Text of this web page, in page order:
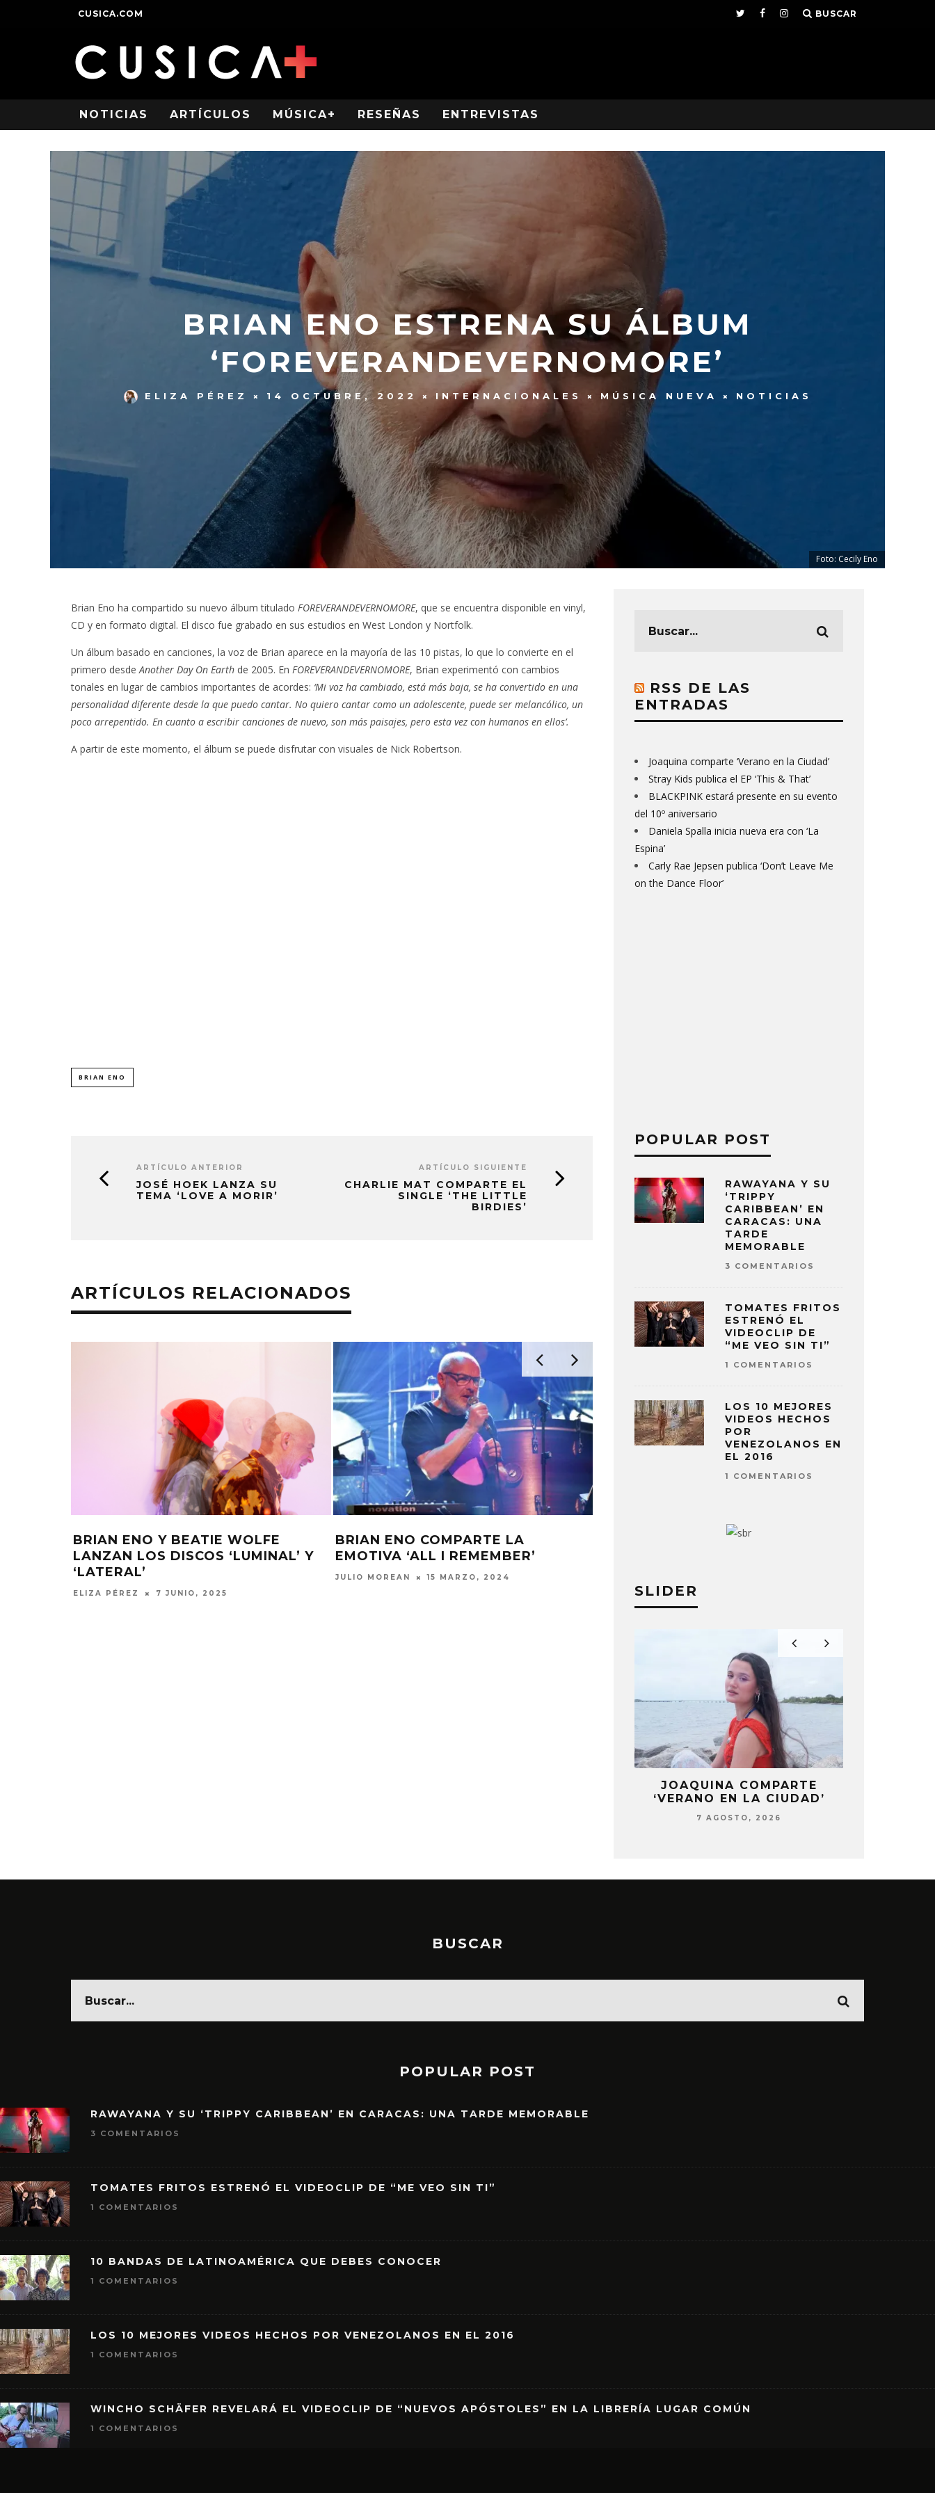
CUSICA.COM BUSCAR
NOTICIAS ARTÍCULOS MÚSICA+ RESEÑAS ENTREVISTAS
BRIAN ENO ESTRENA SU ÁLBUM
‘FOREVERANDEVERNOMORE’
ELIZA PÉREZ 14 OCTUBRE, 2022 INTERNACIONALES MÚSICA NUEVA NOTICIAS
Foto: Cecily Eno
Brian Eno ha compartido su nuevo álbum titulado FOREVERANDEVERNOMORE, que se encuentra disponible en vinyl,
CD y en formato digital. El disco fue grabado en sus estudios en West London y Nortfolk.
Un álbum basado en canciones, la voz de Brian aparece en la mayoría de las 10 pistas, lo que lo convierte en el
primero desdeAnother Day On Earth de 2005. En FOREVERANDEVERNOMORE, Brian experimentó con cambios
tonales en lugar de cambios importantes de acordes: ‘Mi voz ha cambiado, está más baja, se ha convertido en una
personalidad diferente desde la que puedo cantar. No quiero cantar como un adolescente, puede ser melancólico, un
poco arrepentido. En cuanto a escribir canciones de nuevo, son más paisajes, pero esta vez con humanos en ellos’.
A partir de este momento, el álbum se puede disfrutar con visuales de Nick Robertson.
BRIAN ENO
ARTÍCULO ANTERIOR
JOSÉ HOEK LANZA SU
TEMA ‘LOVE A MORIR’
ARTÍCULO SIGUIENTE
CHARLIE MAT COMPARTE EL
SINGLE ‘THE LITTLE
BIRDIES’
ARTÍCULOS RELACIONADOS
BRIAN ENO Y BEATIE WOLFE
LANZAN LOS DISCOS ‘LUMINAL’ Y
‘LATERAL’
ELIZA PÉREZ 7 JUNIO, 2025
BRIAN ENO COMPARTE LA
EMOTIVA ‘ALL I REMEMBER’
JULIO MOREAN 15 MARZO, 2024
PETER GABRIEL SE UNE A BRIAN
JULIO MOREAN 8 MAYO, 2023
RSS DE LAS
ENTRADAS
Joaquina comparte ‘Verano en la Ciudad’
Stray Kids publica el EP ‘This & That’
BLACKPINK estará presente en su evento
del 10º aniversario
Daniela Spalla inicia nueva era con ‘La
Espina’
Carly Rae Jepsen publica ‘Don’t Leave Me
on the Dance Floor’
POPULAR POST
RAWAYANA Y SU
‘TRIPPY
CARIBBEAN’ EN
CARACAS: UNA
TARDE
MEMORABLE
3 COMENTARIOS
TOMATES FRITOS
ESTRENÓ EL
VIDEOCLIP DE
“ME VEO SIN TI”
1 COMENTARIOS
LOS 10 MEJORES
VIDEOS HECHOS
POR
VENEZOLANOS EN
EL 2016
1 COMENTARIOS
SLIDER
JOAQUINA COMPARTE
‘VERANO EN LA CIUDAD’
7 AGOSTO, 2026
BUSCAR
POPULAR POST
RAWAYANA Y SU ‘TRIPPY CARIBBEAN’ EN CARACAS: UNA TARDE MEMORABLE
3 COMENTARIOS
TOMATES FRITOS ESTRENÓ EL VIDEOCLIP DE “ME VEO SIN TI”
1 COMENTARIOS
10 BANDAS DE LATINOAMÉRICA QUE DEBES CONOCER
1 COMENTARIOS
LOS 10 MEJORES VIDEOS HECHOS POR VENEZOLANOS EN EL 2016
1 COMENTARIOS
WINCHO SCHÄFER REVELARÁ EL VIDEOCLIP DE “NUEVOS APÓSTOLES” EN LA LIBRERÍA LUGAR COMÚN
1 COMENTARIOS